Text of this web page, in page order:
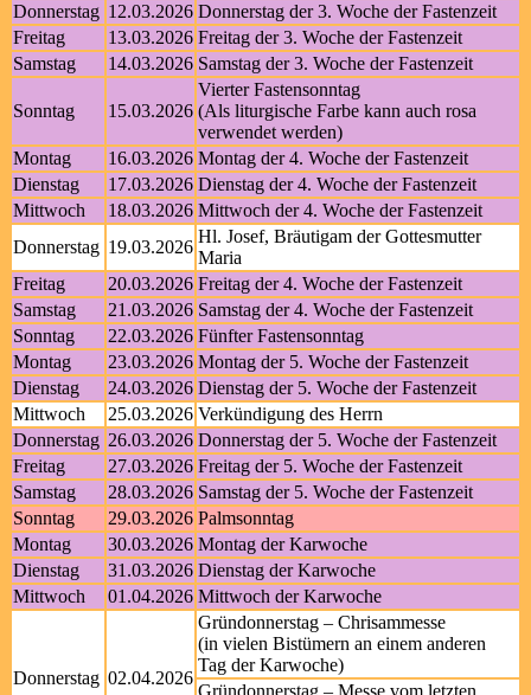
Donnerstag 12.03.2026 Donnerstag der 3. Woche der Fastenzeit
Freitag
13.03.2026 Freitag der 3. Woche der Fastenzeit
Samstag
14.03.2026 Samstag der 3. Woche der Fastenzeit
Sonntag 15.03.2026
Vierter Fastensonntag
(Als liturgische Farbe kann auch rosa
verwendet werden)
Montag
16.03.2026 Montag der 4. Woche der Fastenzeit
Dienstag
17.03.2026 Dienstag der 4. Woche der Fastenzeit
Mittwoch
18.03.2026 Mittwoch der 4. Woche der Fastenzeit
Donnerstag 19.03.2026
Hl. Josef, Bräutigam der Gottesmutter
Maria
Freitag
20.03.2026 Freitag der 4. Woche der Fastenzeit
Samstag
21.03.2026 Samstag der 4. Woche der Fastenzeit
Sonntag
22.03.2026 Fünfter Fastensonntag
Montag
23.03.2026 Montag der 5. Woche der Fastenzeit
Dienstag
24.03.2026 Dienstag der 5. Woche der Fastenzeit
Mittwoch
25.03.2026 Verkündigung des Herrn
Donnerstag 26.03.2026 Donnerstag der 5. Woche der Fastenzeit
Freitag
27.03.2026 Freitag der 5. Woche der Fastenzeit
Samstag
28.03.2026 Samstag der 5. Woche der Fastenzeit
Sonntag
29.03.2026 Palmsonntag
Montag
30.03.2026 Montag der Karwoche
Dienstag
31.03.2026 Dienstag der Karwoche
Mittwoch
01.04.2026 Mittwoch der Karwoche
Donnerstag 02.04.2026
Gründonnerstag – Chrisammesse
(in vielen Bistümern an einem anderen
Tag der Karwoche)
Gründonnerstag – Messe vom letzten